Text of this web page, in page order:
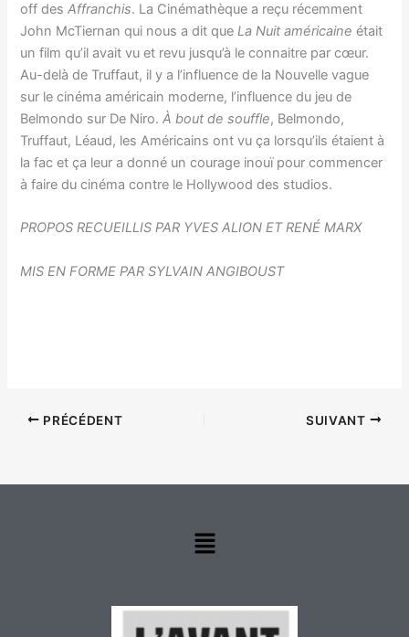
off desAffranchis. La Cinémathèque a reçu récemment
John McTiernan qui nous a dit queLa Nuit américaine était
un film qu’il avait vu et revu jusqu’à le connaitre par cœur.
Au-delà de Truffaut, il y a l’influence de la Nouvelle vague
sur le cinéma américain moderne, l’influence du jeu de
Belmondo sur De Niro.À bout de souffle, Belmondo,
Truffaut, Léaud, les Américains ont vu ça lorsqu’ils étaient à
la fac et ça leur a donné un courage inouï pour commencer
à faire du cinéma contre le Hollywood des studios.
PROPOS RECUEILLIS PAR YVES ALION ET RENÉ MARX
MIS EN FORME PAR SYLVAIN ANGIBOUST
PRÉCÉDENT SUIVANT
Menu